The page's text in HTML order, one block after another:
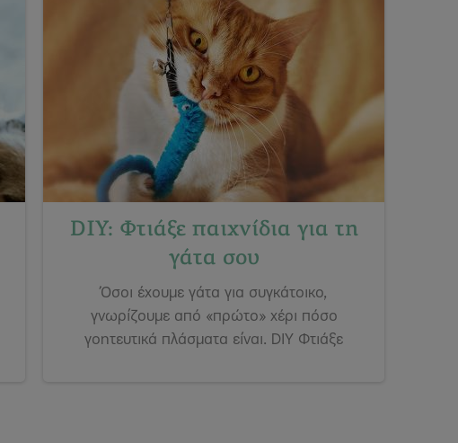
DIY: Φτιάξε παιχνίδια για τη
γάτα σου
Όσοι έχουμε γάτα για συγκάτοικο,
γνωρίζουμε από «πρώτο» χέρι πόσο
γοητευτικά πλάσματα είναι. DIY Φτιάξε